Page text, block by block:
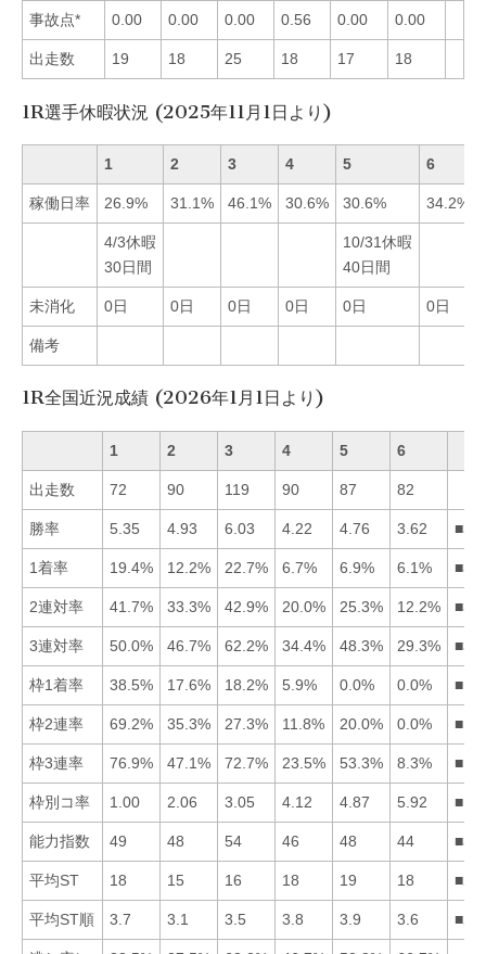
事故点* 0.00 0.00 0.00 0.56 0.00 0.00
出走数 19 18 25 18 17 18
1R選手休暇状況 (2025年11月1日より)
1 2 3 4 5 6
稼働日率 26.9% 31.1% 46.1% 30.6% 30.6% 34.2%
4/3休暇
30日間
10/31休暇
40日間
未消化 0日 0日 0日 0日 0日 0日
備考
1R全国近況成績 (2026年1月1日より)
1 2 3 4 5 6
出走数 72 90 119 90 87 82
勝率 5.35 4.93 6.03 4.22 4.76 3.62
1着率 19.4% 12.2% 22.7% 6.7% 6.9% 6.1%
2連対率 41.7% 33.3% 42.9% 20.0% 25.3% 12.2%
3連対率 50.0% 46.7% 62.2% 34.4% 48.3% 29.3%
枠1着率 38.5% 17.6% 18.2% 5.9% 0.0% 0.0%
枠2連率 69.2% 35.3% 27.3% 11.8% 20.0% 0.0%
枠3連率 76.9% 47.1% 72.7% 23.5% 53.3% 8.3%
枠別コ率 1.00 2.06 3.05 4.12 4.87 5.92
能力指数 49 48 54 46 48 44
平均ST 18 15 16 18 19 18
平均ST順 3.7 3.1 3.5 3.8 3.9 3.6